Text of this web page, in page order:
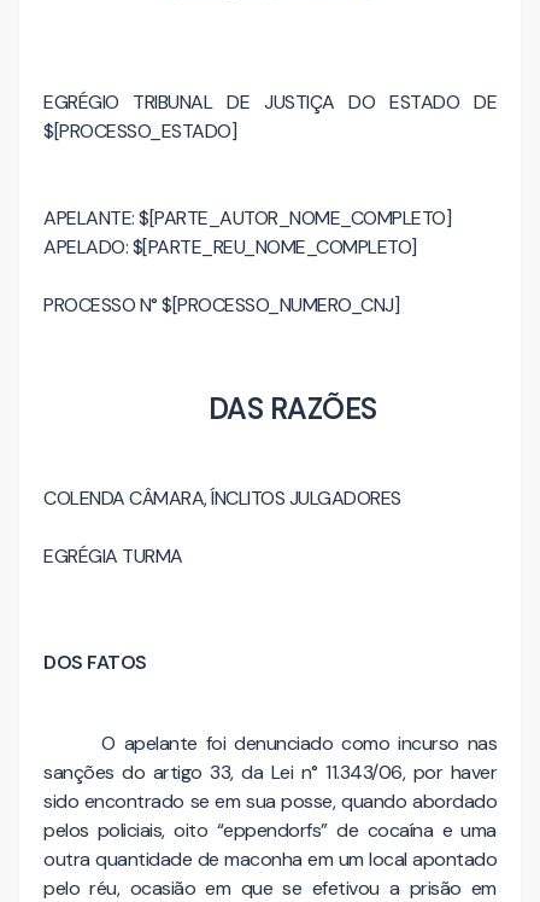
EGRÉGIO TRIBUNAL DE JUSTIÇA DO ESTADO DE
$[PROCESSO_ESTADO]
APELANTE: $[PARTE_AUTOR_NOME_COMPLETO]
APELADO: $[PARTE_REU_NOME_COMPLETO]
PROCESSO N° $[PROCESSO_NUMERO_CNJ]
DAS RAZÕES
COLENDA CÂMARA, ÍNCLITOS JULGADORES
EGRÉGIA TURMA
DOS FATOS
O apelante foi denunciado como incurso nas
sanções do artigo 33, da Lei n° 11.343/06, por haver
sido encontrado se em sua posse, quando abordado
pelos policiais, oito “eppendorfs” de cocaína e uma
outra quantidade de maconha em um local apontado
pelo réu, ocasião em que se efetivou a prisão em